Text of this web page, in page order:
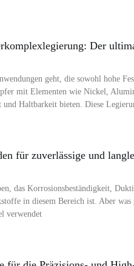
Der
geht, die sowohl hohe
mit Elementen wie Nickel,
Haltbarkeit bieten. Diese
für zuverlässige und
das Korrosionsbeständigkeit,
in diesem Bereich ist. Aber
verwendet